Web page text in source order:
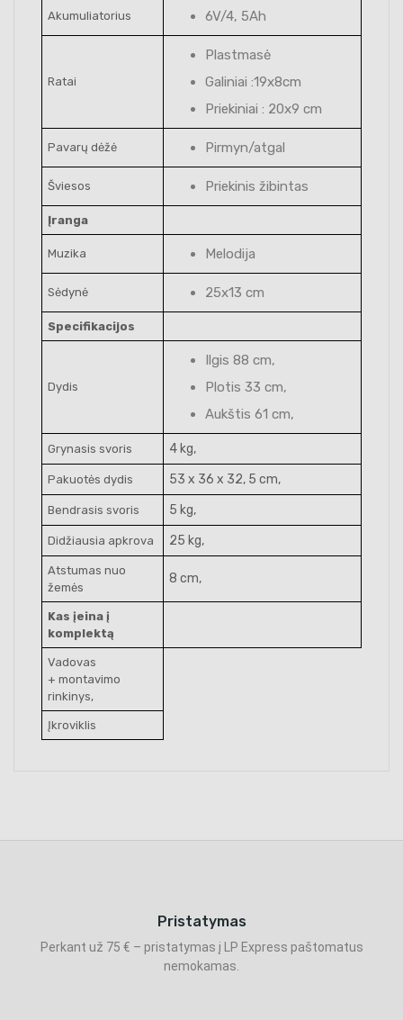
Akumuliatorius 6V/4, 5Ah
Ratai
Plastmasė
Galiniai :19x8cm
Priekiniai : 20x9 cm
Pavarų dėžė Pirmyn/atgal
Šviesos Priekinis žibintas
Įranga
Muzika Melodija
Sėdynė 25x13 cm
Specifikacijos
Dydis
Ilgis 88 cm,
Plotis 33 cm,
Aukštis 61 cm,
Grynasis svoris 4 kg,
Pakuotės dydis 53 x 36 x 32, 5 cm,
Bendrasis svoris 5 kg,
Didžiausia apkrova 25 kg,
Atstumas nuo
žemės
8 cm,
Kas įeina į
komplektą
Vadovas
+ montavimo
rinkinys,
Įkroviklis
Pristatymas
Perkant už 75 € – pristatymas į LP Express paštomatus
nemokamas.